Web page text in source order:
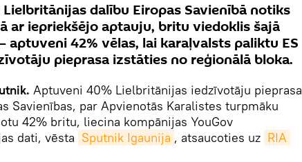
dalību Eiropas Savienībā notiks
ar iepriekšējo aptauju, britu viedoklis šajā
aptuveni 42% vēlas, lai karaļvalsts paliktu ES
pieprasa izstāties no reģionālā bloka.
Aptuveni 40% Lielbritānijas iedzīvotāju pieprasa
Savienības, par Apvienotās Karalistes turpmāku
42% britu, liecina kompānijas YouGov
dati, vēsta Sputnik Igaunija , atsaucoties uz RIA